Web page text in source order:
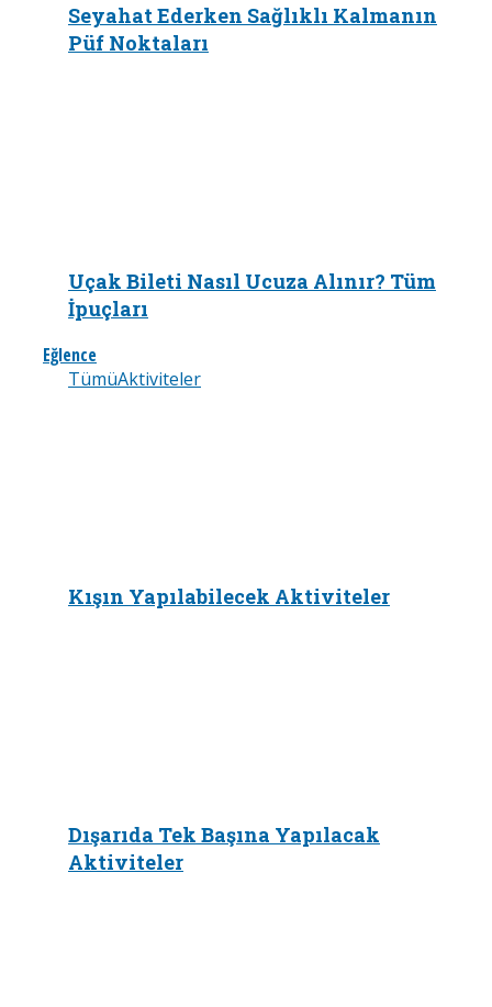
Seyahat Ederken Sağlıklı Kalmanın
Püf Noktaları
Uçak Bileti Nasıl Ucuza Alınır? Tüm
İpuçları
Eğlence
TümüAktiviteler
Kışın Yapılabilecek Aktiviteler
Dışarıda Tek Başına Yapılacak
Aktiviteler